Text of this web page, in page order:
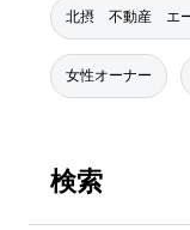
北摂 不動産 エー
女性オーナー
検索